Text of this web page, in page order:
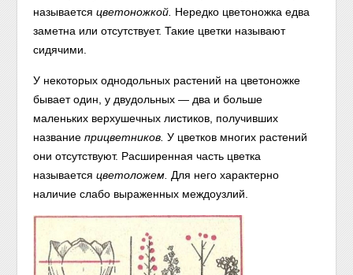
называется цветоножкой. Нередко цветоножка едва
заметна или отсутствует. Такие цветки называют
сидячими.
У некоторых однодольных растений на цветоножке
бывает один, у двудольных — два и больше
маленьких верхушечных листиков, получивших
название прицветников. У цветков многих растений
они отсутствуют. Расширенная часть цветка
называетсяцветоложем. Для него характерно
наличие слабо выраженных междоузлий.